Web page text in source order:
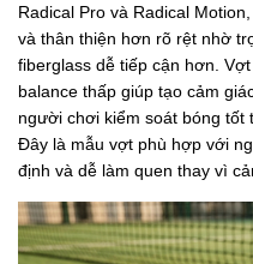
Radical Pro và Radical
và thân thiện hơn rõ rệt nhờ
fiberglass dễ tiếp cận hơn.
balance thấp giúp tạo cảm
người chơi kiểm soát bóng tốt
Đây là mẫu vợt phù hợp với
định và dễ làm quen thay vì